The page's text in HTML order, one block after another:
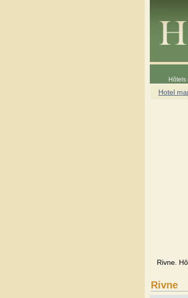
Hôtels
Hotel
Rivne.
Rivne